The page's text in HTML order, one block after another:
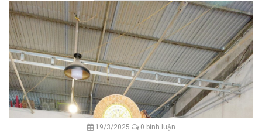
19/3/2025 0 bình luận